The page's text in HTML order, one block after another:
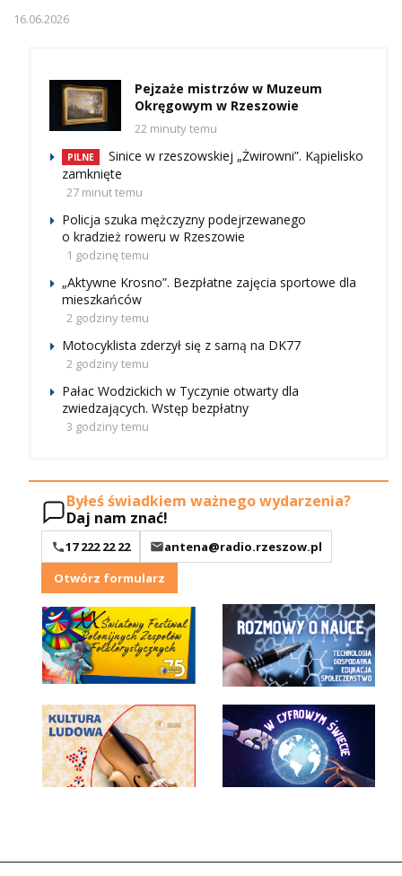
16.06.2026
Pejzaże mistrzów w Muzeum
Okręgowym w Rzeszowie
22 minuty temu
PILNE
Sinice w rzeszowskiej „Żwirowni”. Kąpielisko
zamknięte
27 minut temu
Policja szuka mężczyzny podejrzewanego
o kradzież roweru w Rzeszowie
1 godzinę temu
„Aktywne Krosno”. Bezpłatne zajęcia sportowe dla
mieszkańców
2 godziny temu
Motocyklista zderzył się z sarną na DK77
2 godziny temu
Pałac Wodzickich w Tyczynie otwarty dla
zwiedzających. Wstęp bezpłatny
3 godziny temu
Byłeś świadkiem ważnego wydarzenia?
Daj nam znać!
17 222 22 22
antena@radio.rzeszow.pl
Otwórz formularz